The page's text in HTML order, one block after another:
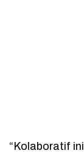
“Kolaboratif